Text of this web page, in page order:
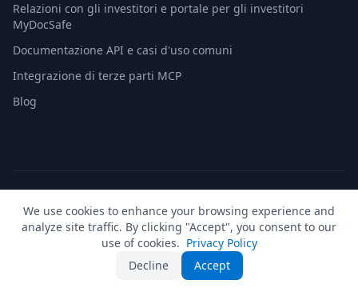
Relazioni con gli investitori e portale per gli investitori
MyDocSafe
Documentazione API e casi d'uso comuni
Integrazione di terze parti MCP
Blog
© 2026 MyDocSafe. Tutti i diritti riservati. | Mappa del sito
|
build dev
🇬🇧 UK🇺🇸 US🇵🇱 PL🇺🇦 UA🇪🇸 ES 🇩🇪 DE🇫🇷 FR 🇳🇱 NL🇵🇹 PT🇮🇹 IT
We use cookies to enhance your browsing experience and
analyze site traffic. By clicking "Accept", you consent to our
use of cookies. Privacy Policy
Decline
Accept